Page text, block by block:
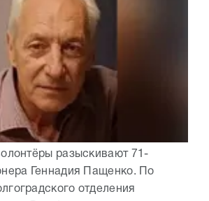
разыскивают 71-
Геннадия Пащенко. По
отделения